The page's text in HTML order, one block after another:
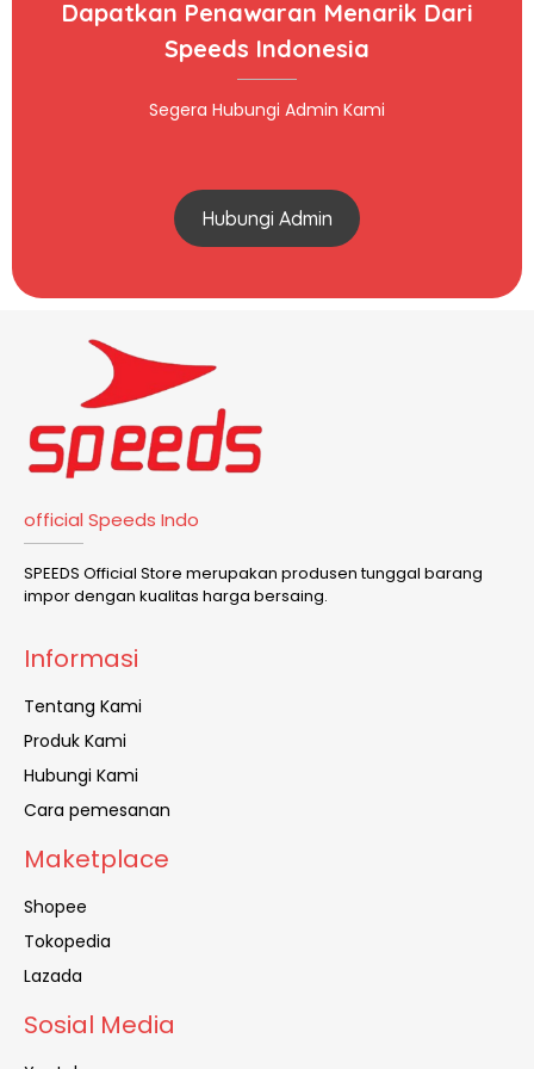
Dapatkan Penawaran Menarik Dari
Speeds Indonesia
Segera Hubungi Admin Kami
Hubungi Admin
official Speeds Indo
SPEEDS Official Store merupakan produsen tunggal barang
impor dengan kualitas harga bersaing.
Informasi
Tentang Kami
Produk Kami
Hubungi Kami
Cara pemesanan
Maketplace
Shopee
Tokopedia
Lazada
Sosial Media